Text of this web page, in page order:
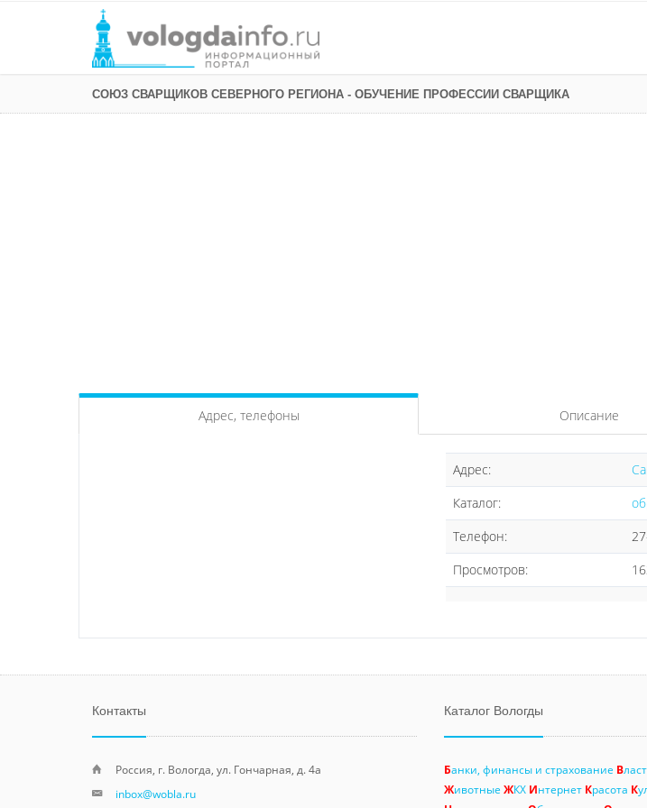
СОЮЗ СВАРЩИКОВ СЕВЕРНОГО РЕГИОНА - ОБУЧЕНИЕ ПРОФЕССИИ СВАРЩИКА
Адрес, телефоны Описание
Адрес:
Каталог:
Телефон:
Просмотров:
Контакты
Россия, г. Вологда, ул. Гончарная, д. 4а
inbox@wobla.ru
Каталог Вологды
Банки, финансы и страхование В
Животные ЖКХ Интернет Красота К